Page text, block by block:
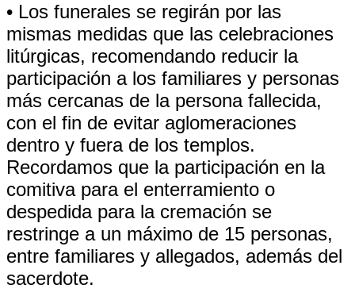
• Los funerales se regirán por las
mismas medidas que las celebraciones
litúrgicas, recomendando reducir la
participación a los familiares y personas
más cercanas de la persona fallecida,
con el fin de evitar aglomeraciones
dentro y fuera de los templos.
Recordamos que la participación en la
comitiva para el enterramiento o
despedida para la cremación se
restringe a un máximo de 15 personas,
entre familiares y allegados, además del
sacerdote.